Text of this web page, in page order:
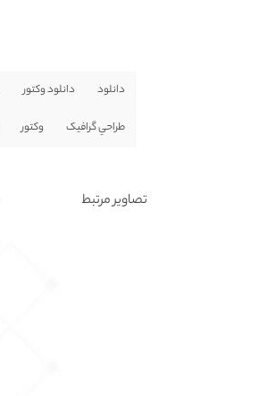
دانلود دانلود وکتور
طراحي گرافيک وکتور
تصاویر مرتبط